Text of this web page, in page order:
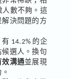
人數不夠。這
決問題的方
有 14.2% 的企
選人。換句
效溝通並展現